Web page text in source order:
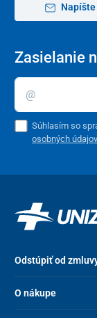
Zasielanie
Súhlasím so
osobných údajov
Odstúpiť od
O nákupe